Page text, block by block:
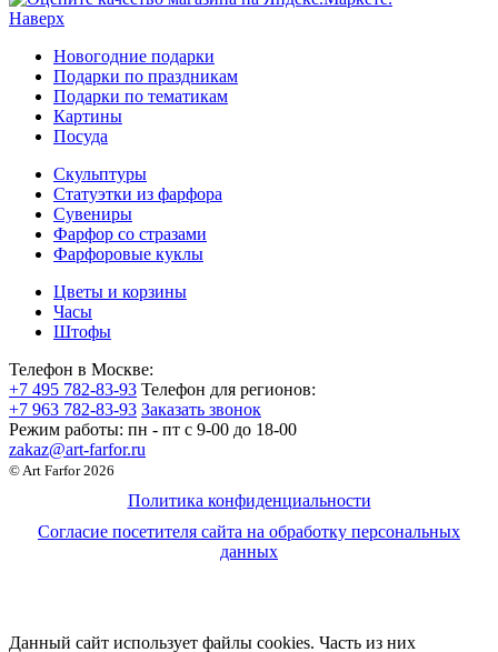
Наверх
Новогодние подарки
Подарки по праздникам
Подарки по тематикам
Картины
Посуда
Скульптуры
Статуэтки из фарфора
Сувениры
Фарфор со стразами
Фарфоровые куклы
Цветы и корзины
Часы
Штофы
Телефон в Москве:
+7 495 782-83-93 Телефон для регионов:
+7 963 782-83-93 Заказать звонок
Режим работы: пн - пт c 9-00 до 18-00
zakaz@art-farfor.ru
© Art Farfor 2026
Политика конфиденциальности
Согласие посетителя сайта на обработку персональных
данных
Данный сайт использует файлы cookies. Часть из них